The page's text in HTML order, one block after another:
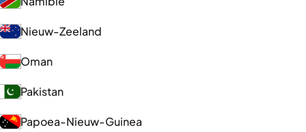
Nieuw-Zeeland
Oman
Pakistan
Papoea-Nieuw-Guinea